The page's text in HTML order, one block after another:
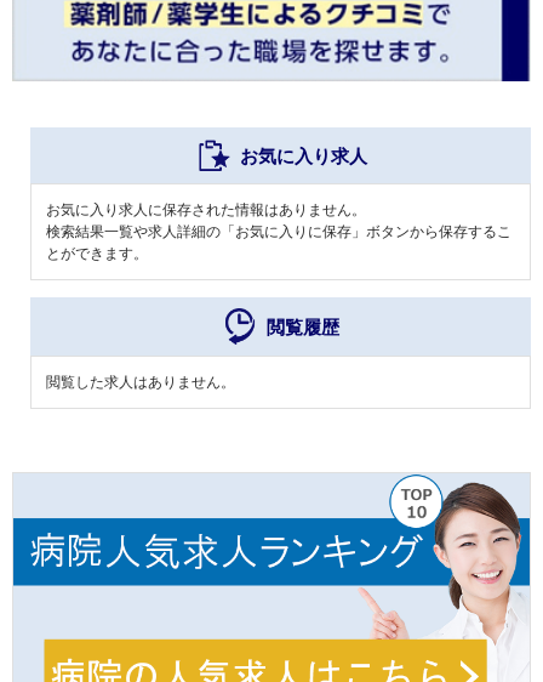
お気に入り求人
お気に入り求人に保存された情報はありません。
検索結果一覧や求人詳細の「お気に入りに保存」ボタンから保存するこ
とができます。
閲覧履歴
閲覧した求人はありません。